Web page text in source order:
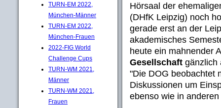
TURN-EM 2022,
München-Männer
TURN-EM 2022,
München-Frauen
2022-FIG World
Challenge Cups
TURN-WM 2021,
Männer
TURN-WM 2021,
Frauen
Hörsaal der
(DHfK Leipzig) noch
gerade erst an der
akademisches
heute ein mahnender
Gesellschaft gänzlich
"Die DOG beobachtet
Diskussionen um
ebenso wie in